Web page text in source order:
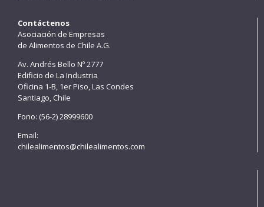
Contáctenos
Asociación de Empresas
de Alimentos de Chile A.G.
Av. Andrés Bello Nº 2777
Edificio de La Industria
Oficina 1-B, 1er Piso, Las Condes
Santiago, Chile
Fono: (56-2) 28999600
Email:
chilealimentos@chilealimentos.com